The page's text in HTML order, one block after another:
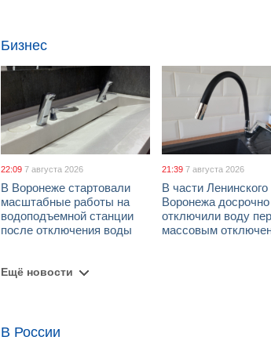
Бизнес
22:09 7 августа 2026
В Воронеже стартовали
масштабные работы на
водоподъемной станции
после отключения воды
21:39 7 августа 2026
В части
Воронежа досрочно
отключили воду
массовым
Ещё новости
В России